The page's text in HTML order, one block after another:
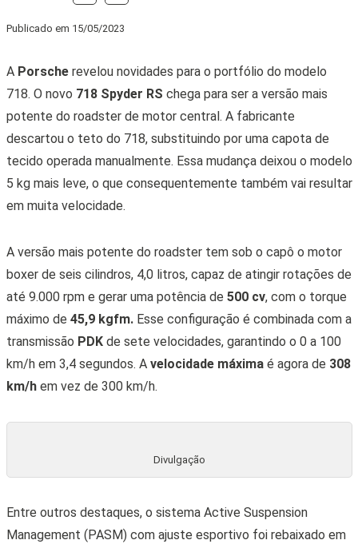
Publicado em 15/05/2023
A Porsche revelou novidades para o portfólio do modelo
718. O novo 718 Spyder RS chega para ser a versão mais
potente do roadster de motor central. A fabricante
descartou o teto do 718, substituindo por uma capota de
tecido operada manualmente. Essa mudança deixou o modelo
5 kg mais leve, o que consequentemente também vai resultar
em muita velocidade.
A versão mais potente do roadster tem sob o capô o motor
boxer de seis cilindros, 4,0 litros, capaz de atingir rotações de
até 9.000 rpm e gerar uma potência de 500 cv, com o torque
máximo de 45,9 kgfm.Esse configuração é combinada com a
transmissão PDK de sete velocidades, garantindo o 0 a 100
km/h em 3,4 segundos. A velocidade máximaé agora de 308
km/hem vez de 300 km/h.
Divulgação
Entre outros destaques, o sistema Active Suspension
Management (PASM) com ajuste esportivo foi rebaixado em